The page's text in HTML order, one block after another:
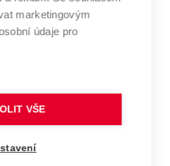
Brně
BRNĚ
marketingovým
údaje pro
VŠE